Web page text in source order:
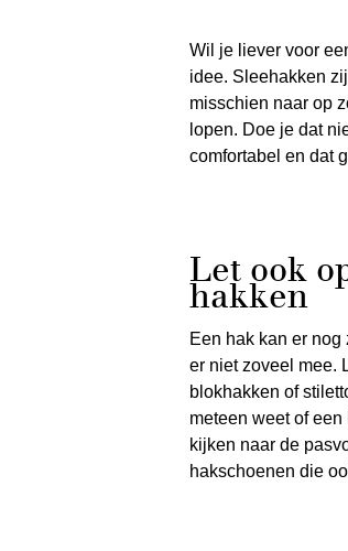
Wil je liever voor
idee. Sleehakken
misschien naar op
lopen. Doe je dat
comfortabel en dat
Let ook
hakken
Een hak kan er
er niet zoveel mee.
blokhakken of
meteen weet of
kijken naar de
hakschoenen die